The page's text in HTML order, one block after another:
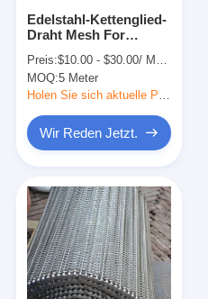
Edelstahl-Kettenglied-
Draht Mesh For
Conveying
Preis:$10.00 - $30.00/ Meter|100 Meter/Meters(Min. Order)
MOQ:5 Meter
Wir Reden Jetzt.